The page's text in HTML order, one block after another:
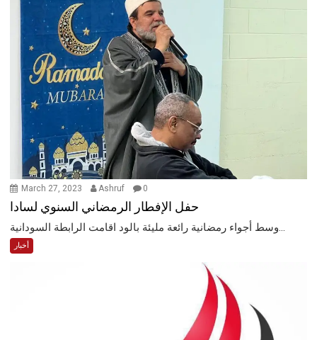
March 27, 2023 Ashruf 0
حفل الإفطار الرمضاني السنوي لسادا
وسط أجواء رمضانية رائعة مليئة بالود اقامت الرابطة السودانية...
أخبار